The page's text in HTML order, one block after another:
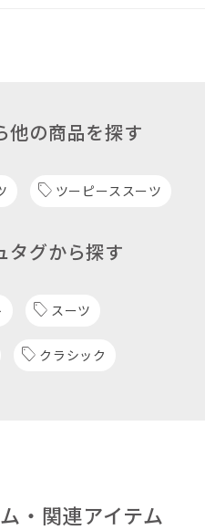
他の商品を探す
ツーピーススーツ
タグから探す
スーツ
クラシック
・関連アイテム